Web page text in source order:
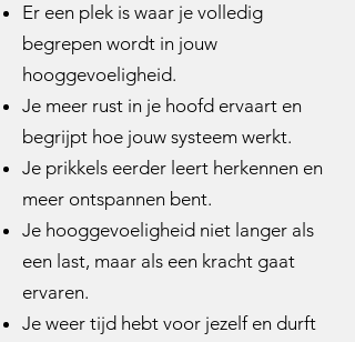
Er een plek is waar je volledig
begrepen wordt in jouw
hooggevoeligheid.
Je meer rust in je hoofd ervaart en
begrijpt hoe jouw systeem werkt.
Je prikkels eerder leert herkennen en
meer ontspannen bent.
Je hooggevoeligheid niet langer als
een last, maar als een kracht gaat
ervaren.
Je weer tijd hebt voor jezelf en durft